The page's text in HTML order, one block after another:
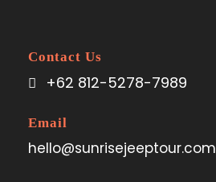
Contact Us
+62 812-5278-7989
Email
hello@sunrisejeeptour.com